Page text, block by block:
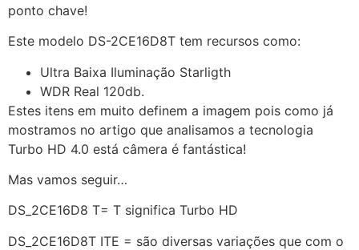
ponto chave!
Este modelo DS-2CE16D8T tem recursos como:
Ultra Baixa Iluminação Starligth
WDR Real 120db.
Estes itens em muito definem a imagem pois como já
mostramos no artigo que analisamos a tecnologia
Turbo HD 4.0 está câmera é fantástica!
Mas vamos seguir…
DS_2CE16D8 T= T significa Turbo HD
DS_2CE16D8T ITE = são diversas variações que com o